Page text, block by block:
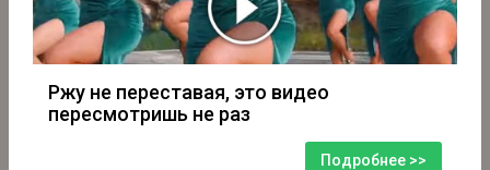
Ржу не переставая, это видео
пересмотришь не раз
Подробнее >>